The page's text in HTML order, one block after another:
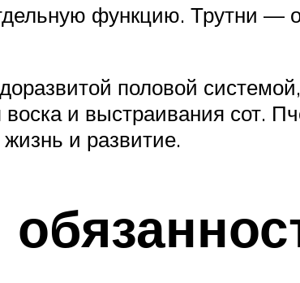
функцию. Трутни —
половой
и выстраивания сот.
и развитие.